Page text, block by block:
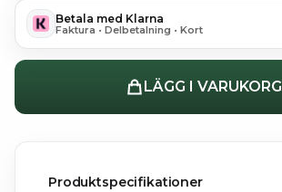
Betala med Klarna
Faktura • Delbetalning • Kort
LÄGG I VARUKORG
Produktspecifikationer